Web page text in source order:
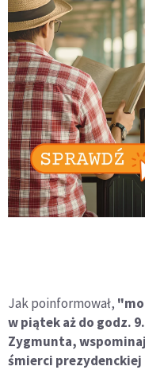
Jak poinformował,
w piątek aż do godz.
Zygmunta,
śmierci